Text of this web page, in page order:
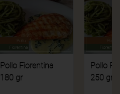
Pollo Fiorentina
180 gr
Pollo
250 gr